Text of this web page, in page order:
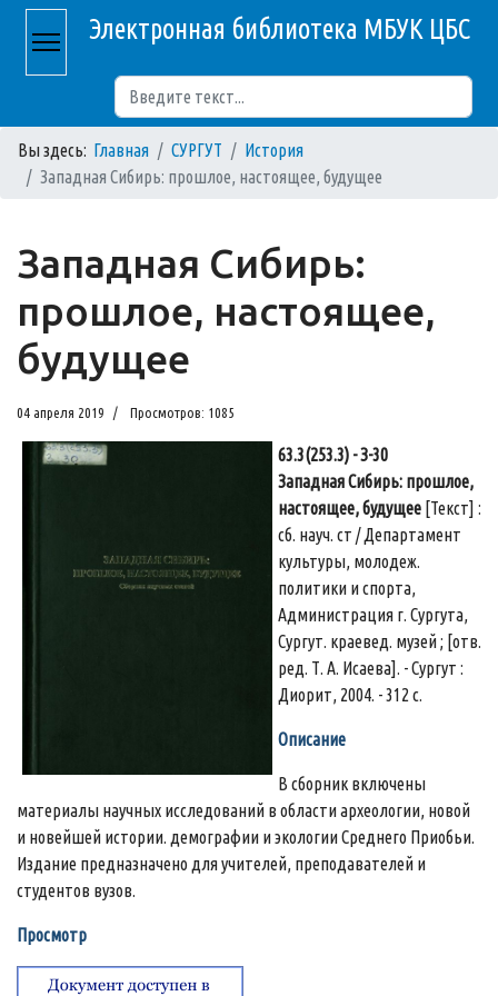
Электронная библиотека МБУК ЦБС
Вы здесь: Главная СУРГУТ
История
Западная Сибирь: прошлое, настоящее, будущее
Западная Сибирь:
прошлое, настоящее,
будущее
04 апреля 2019 Просмотров: 1085
63.3(253.3) - З-30
Западная Сибирь: прошлое,
настоящее, будущее [Текст] :
сб. науч. ст / Департамент
культуры, молодеж.
политики и спорта,
Администрация г. Сургута,
Сургут. краевед. музей ; [отв.
ред. Т. А. Исаева]. - Сургут :
Диорит, 2004. - 312 с.
Описание
В сборник включены
материалы научных исследований в области археологии, новой
и новейшей истории. демографии и экологии Среднего Приобьи.
Издание предназначено для учителей, преподавателей и
студентов вузов.
Просмотр